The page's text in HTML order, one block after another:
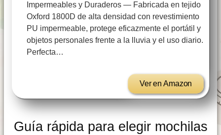
Impermeables y Duraderos — Fabricada en tejido
Oxford 1800D de alta densidad con revestimiento
PU impermeable, protege eficazmente el portátil y
objetos personales frente a la lluvia y el uso diario.
Perfecta…
Ver en Amazon
Guía rápida para elegir mochilas